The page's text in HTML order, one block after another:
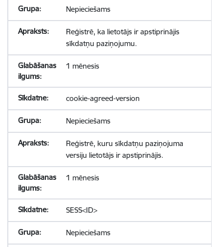
Nepieciešams
Reģistrē, ka lietotājs ir apstiprinājis
sīkdatņu paziņojumu.
1 mēnesis
cookie-agreed-version
Nepieciešams
Reģistrē, kuru sīkdatņu paziņojuma
versiju lietotājs ir apstiprinājis.
1 mēnesis
SESS<ID>
Nepieciešams